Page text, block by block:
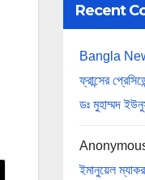
Recent
Bangla
ফ্রান্সের
ডঃ মুহাম্মদ
ইমানুয়েল